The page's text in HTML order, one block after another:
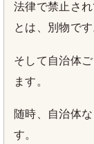
法律で禁止さ
とは、別物です
そして自治体
ます。
随時、自治体
す。